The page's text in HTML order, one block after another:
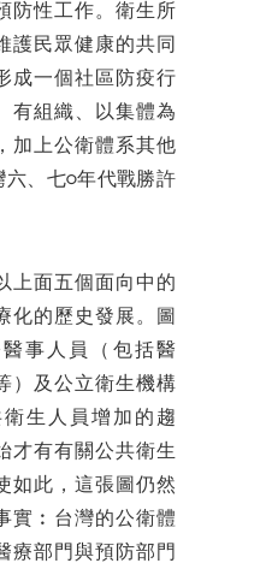
防性工作。衛生所
護民眾健康的共同
成一個社區防疫行
有組織、以集體為
加上公衛體系其他
六、七○年代戰勝許
上面五個面向中的
化的歷史發展。圖
事人員（包括醫
）及公立衛生機構
生人員增加的趨
才有有關公共衛生
如此，這張圖仍然
實︰台灣的公衛體
療部門與預防部門